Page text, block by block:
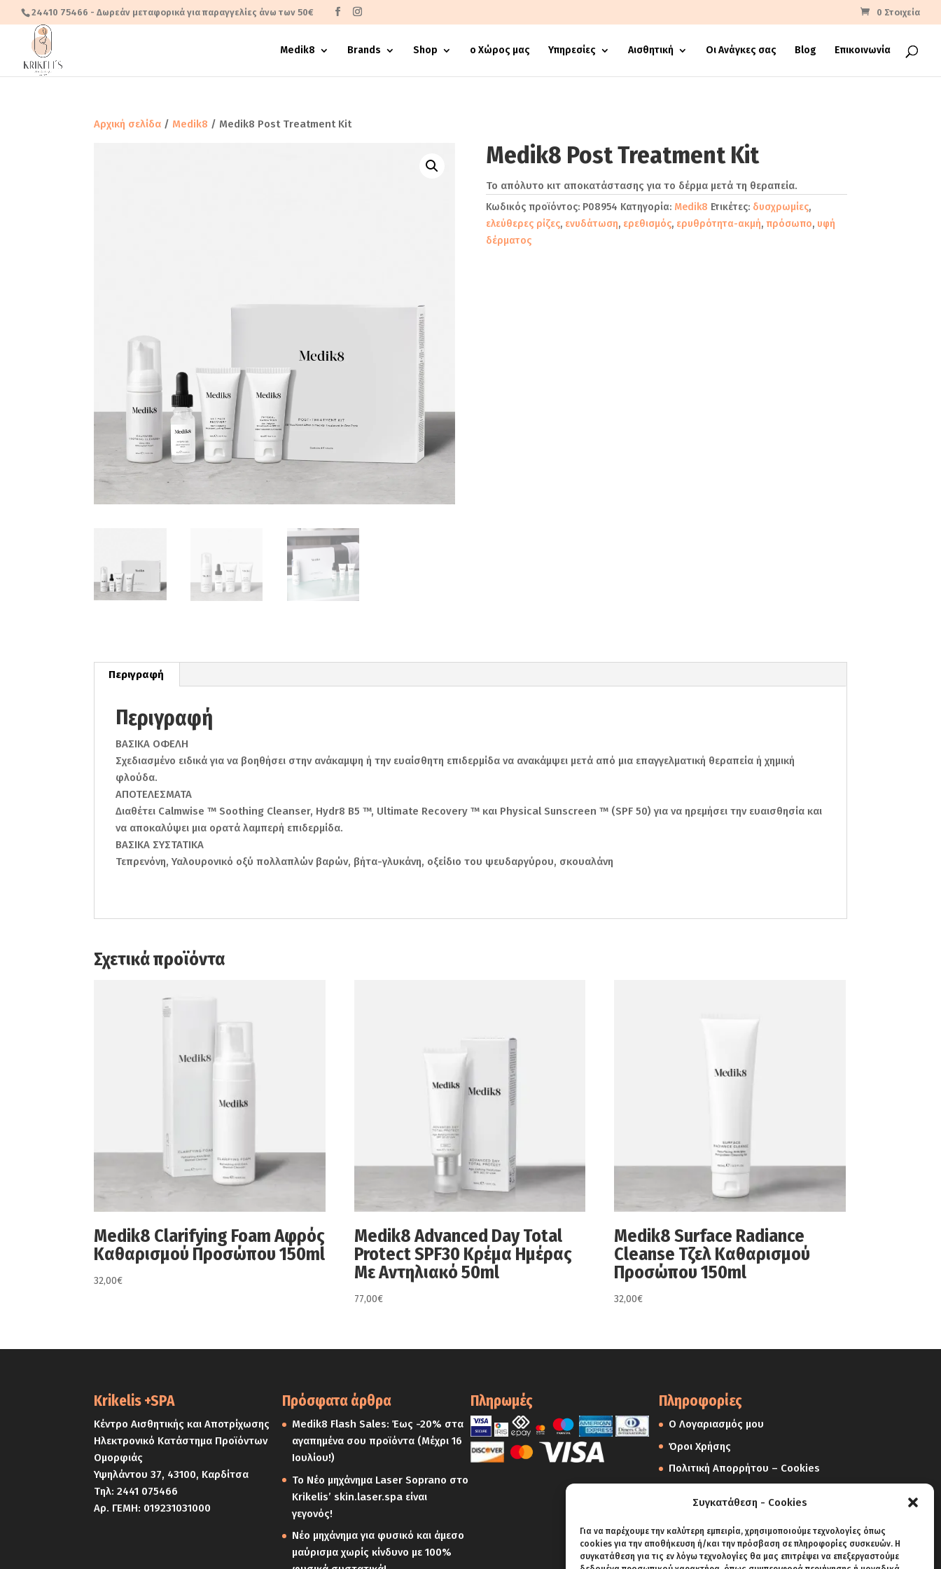
Συγκατάθεση - Cookies
Για να παρέχουμε την καλύτερη εμπειρία, χρησιμοποιούμε τεχνολογίες όπως
cookies για την αποθήκευση ή/και την πρόσβαση σε πληροφορίες συσκευών. Η
συγκατάθεση για τις εν λόγω τεχνολογίες θα μας επιτρέψει να επεξεργαστούμε
24410 75466 - Δωρεάν μεταφορικά για παραγγελίες άνω των 50€ 0 Στοιχεία
Medik8 Brands Shop ο Χώρος μας Υπηρεσίες Αισθητική Οι Ανάγκες σας Blog Επικοινωνία
Αρχική σελίδα / Medik8 / Medik8 Post Treatment Kit
Medik8 Post Treatment Kit
Το απόλυτο κιτ αποκατάστασης για το δέρμα μετά τη θεραπεία.
Κωδικός προϊόντος: P08954 Κατηγορία: Medik8 Ετικέτες: δυσχρωμίες,
ελεύθερες ρίζες, ενυδάτωση, ερεθισμός, ερυθρότητα-ακμή, πρόσωπο, υφή
δέρματος
Περιγραφή
Περιγραφή
ΒΑΣΙΚΑ ΟΦΕΛΗ
Σχεδιασμένο ειδικά για να βοηθήσει στην ανάκαμψη ή την ευαίσθητη επιδερμίδα να ανακάμψει μετά από μια επαγγελματική θεραπεία ή χημική
φλούδα.
ΑΠΟΤΕΛΕΣΜΑΤΑ
Διαθέτει Calmwise ™ Soothing Cleanser, Hydr8 B5 ™, Ultimate Recovery ™ και Physical Sunscreen ™ (SPF 50) για να ηρεμήσει την ευαισθησία και
να αποκαλύψει μια ορατά λαμπερή επιδερμίδα.
ΒΑΣΙΚΑ ΣΥΣΤΑΤΙΚΑ
Τεπρενόνη, Υαλουρονικό οξύ πολλαπλών βαρών, βήτα-γλυκάνη, οξείδιο του ψευδαργύρου, σκουαλάνη
Σχετικά προϊόντα
Medik8 Clarifying Foam Αφρός
Καθαρισμού Προσώπου 150ml
32,00€
Medik8 Advanced Day Total
Protect SPF30 Κρέμα Ημέρας
Με Αντηλιακό 50ml
77,00€
Medik8 Surface Radiance
Cleanse Τζελ Καθαρισμού
Προσώπου 150ml
32,00€
Krikelis +SPA
Κέντρο Αισθητικής και Αποτρίχωσης
Ηλεκτρονικό Κατάστημα Προϊόντων
Ομορφιάς
Υψηλάντου 37, 43100, Καρδίτσα
Τηλ:2441 075466
Αρ. ΓΕΜΗ: 019231031000
Πρόσφατα άρθρα
Medik8 Flash Sales: Έως -20% στα
αγαπημένα σου προϊόντα (Μέχρι 16
Ιουλίου!)
Το Νέο μηχάνημα Laser Soprano στο
Krikelis’ skin.laser.spa είναι
γεγονός!
Νέο μηχάνημα για φυσικό και άμεσο
μαύρισμα χωρίς κίνδυνο με 100%
Πληρωμές Πληροφορίες
Ο Λογαριασμός μου
Όροι Χρήσης
Πολιτική Απορρήτου – Cookies
Αποστολές
Πληρωμές